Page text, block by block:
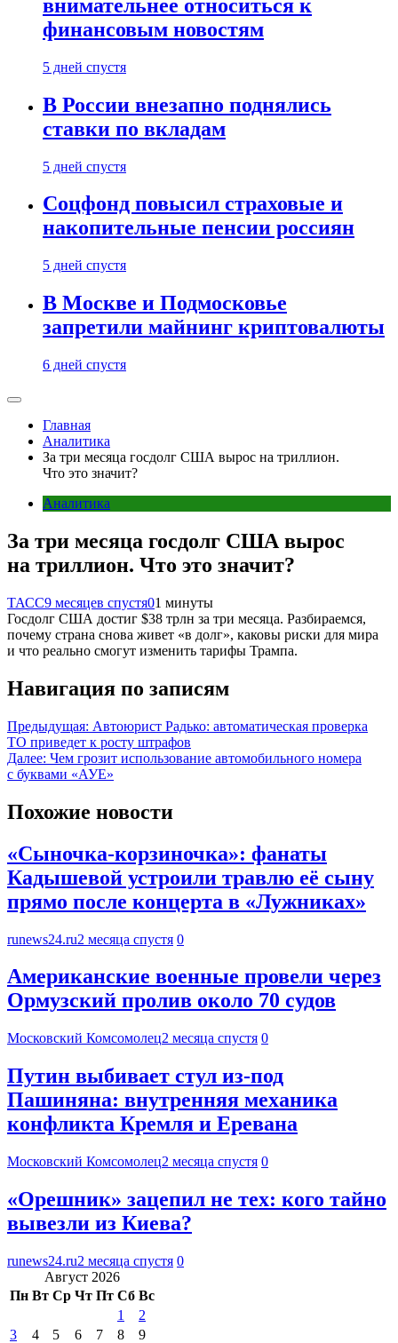
внимательнее относиться к
финансовым новостям
5 дней спустя
В России внезапно поднялись
ставки по вкладам
5 дней спустя
Соцфонд повысил страховые и
накопительные пенсии россиян
5 дней спустя
В Москве и Подмосковье
запретили майнинг криптовалюты
6 дней спустя
Главная
Аналитика
За три месяца госдолг США вырос на триллион.
Что это значит?
Аналитика
За три месяца госдолг США вырос
на триллион. Что это значит?
ТАСС9 месяцев спустя01 минуты
Госдолг США достиг $38 трлн за три месяца. Разбираемся,
почему страна снова живет «в долг», каковы риски для мира
и что реально смогут изменить тарифы Трампа.
Навигация по записям
Предыдущая: Автоюрист Радько: автоматическая проверка
ТО приведет к росту штрафов
Далее: Чем грозит использование автомобильного номера
с буквами «АУЕ»
Похожие новости
«Сыночка-корзиночка»: фанаты
Кадышевой устроили травлю её сыну
прямо после концерта в «Лужниках»
runews24.ru2 месяца спустя 0
Американские военные провели через
Ормузский пролив около 70 судов
Московский Комсомолец2 месяца спустя 0
Путин выбивает стул из-под
Пашиняна: внутренняя механика
конфликта Кремля и Еревана
Московский Комсомолец2 месяца спустя 0
«Орешник» зацепил не тех: кого тайно
вывезли из Киева?
runews24.ru2 месяца спустя 0
Август 2026
Пн Вт Ср Чт Пт Сб Вс
1
2
3
4 5 6 7 8
9